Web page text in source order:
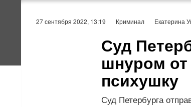
27 сентября 2022, 13:19 Криминал Екатерина
Суд
шнуром
психушку
Суд Петербурга